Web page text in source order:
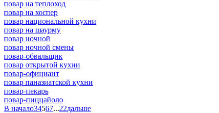
повар на теплоход
повар на хоспер
повар национальной кухни
повар на шаурму
повар ночной
повар ночной смены
повар-обвальщик
повар открытой кухни
повар-официант
повар паназиатской кухни
повар-пекарь
повар-пиццайоло
В начало34567...22дальше